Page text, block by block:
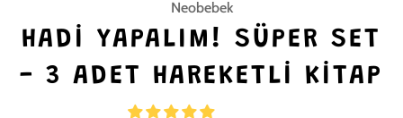
Neobebek
HADI YAPALIM! SÜPER SET
- 3 ADET HAREKETLI KITAP